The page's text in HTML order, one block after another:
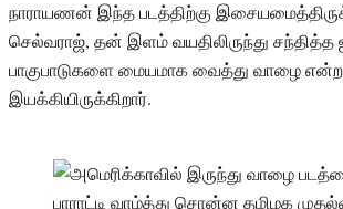
நாராயணன் இந்த படத்திற்கு
செல்வராஜ், தன் இளம் வயதிலிருந்து சந்தித்த
பாகுபாடுகளை மையமாக வைத்து வாழை
இயக்கியிருக்கிறார்.